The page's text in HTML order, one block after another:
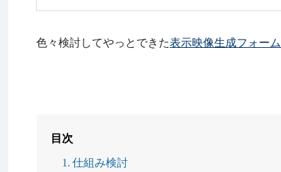
色々検討してやっとできた表示映像生成フォーム
目次
仕組み検討